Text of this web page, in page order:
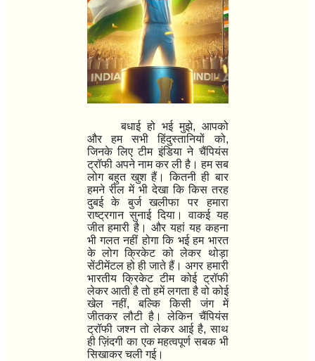
बधाई हो भई मुझे, आपको
और हम सभी हिंदुस्तानियों को,
जिनके लिए टीम इंडिया ने चैंपियंस
ट्रॉफी अपने नाम कर ली है। हम सब
लोग बहुत खुश हैं। कितनी ही बार
हमने रील में भी देखा कि किस तरह
दुबई के बुर्ज खलीफा पर हमारा
राष्ट्रगान सुनाई दिया। वाकई यह
जीत हमारी है। और यहां यह कहना
भी गलत नहीं होगा कि भई हम भारत
के लोग क्रिकेट को लेकर थोड़ा
सेंटीमेंटल हो ही जाते हैं। अगर हमारी
भारतीय क्रिकेट टीम कोई ट्रॉफी
लेकर आती है तो हमें लगता है वो कोई
खेल नहीं, बल्कि किसी जंग में
जीतकर लौटी है। लेकिनचैंपियंस
ट्रॉफीजश्न तो लेकर आई है, साथ
ही ज़िंदगी का एक महत्वपूर्ण सबक भी
सिखाकर चली गई।